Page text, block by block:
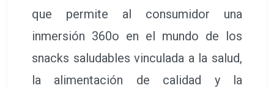
que permite al consumidor una
inmersión 360o en el mundo de los
snacks saludables vinculada a la salud,
la alimentación de calidad y la